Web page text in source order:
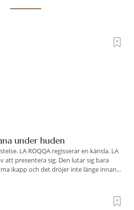
under huden
LA ROQQA regisserar en känsla. LA
att presentera sig. Den lutar sig bara
ikapp och det dröjer inte länge innan